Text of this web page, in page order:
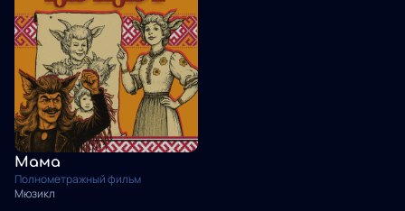
Мама
Полнометражный фильм
Мюзикл